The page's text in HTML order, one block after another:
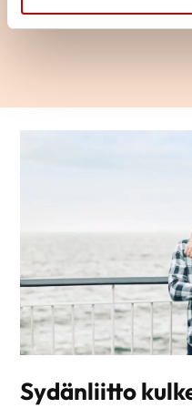
Sydänliitto